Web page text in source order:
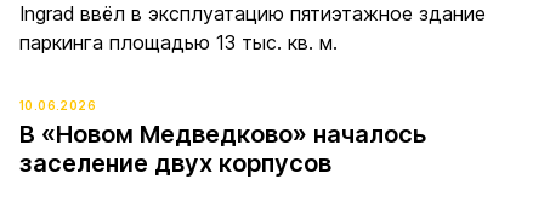
Ingrad ввёл в эксплуатацию пятиэтажное здание
паркинга площадью 13 тыс. кв. м.
10.06.2026
В «Новом Медведково» началось
заселение двух корпусов